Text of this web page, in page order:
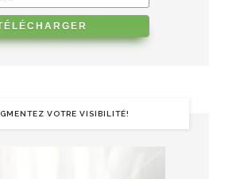
VOTRE VISIBILITÉ!